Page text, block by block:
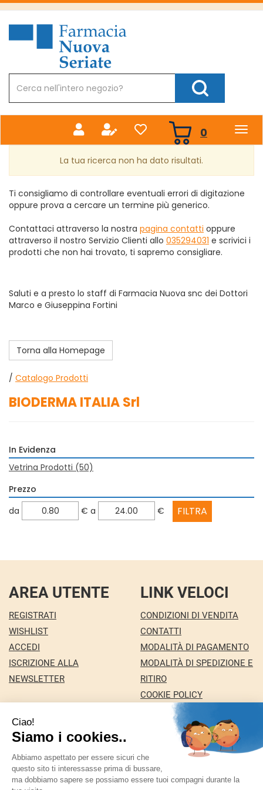
Passa
principale
Farmacia
Nuova
Prodotto
Cerca Prodotto
0 prodotti
inseriti
La tua ricerca non ha dato risultati.
Ti consigliamo di controllare eventuali errori di digitazione
oppure prova a cercare un termine più generico.
Contattaci attraverso la nostra pagina contatti oppure
attraverso il nostro Servizio Clienti allo 035294031 e scrivici i
prodotti che non hai trovato, ti sapremo consigliare.
Saluti e a presto lo staff di Farmacia Nuova snc dei Dottori
Marco e Giuseppina Fortini
Torna alla Homepage
/ Catalogo Prodotti
BIODERMA ITALIA Srl
In Evidenza
Vetrina Prodotti (50)
Prezzo
filtra
da € filtra
a €
AREA UTENTE
REGISTRATI
WISHLIST
ACCEDI
ISCRIZIONE ALLA
NEWSLETTER
LINK VELOCI
CONDIZIONI DI VENDITA
CONTATTI
MODALITÀ DI PAGAMENTO
MODALITÀ DI SPEDIZIONE E
RITIRO
COOKIE POLICY
INFORMATIVA PRIVACY
Farmacia Nuova snc dei Dottori Marco e
Giuseppina Fortini - Via Italia 72 24068 Seriate (BG)
marforti@tin.it|Tel.: 035294031| P.Iva: 03258590169 |